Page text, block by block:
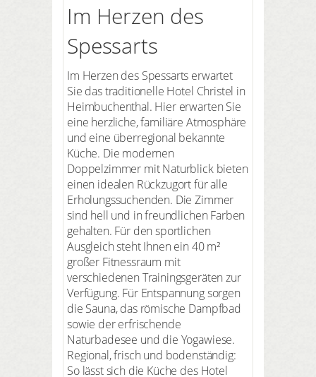
Im Herzen des
Spessarts
Im Herzen des Spessarts erwartet
Sie das traditionelle Hotel Christel in
Heimbuchenthal. Hier erwarten Sie
eine herzliche, familiäre Atmosphäre
und eine überregional bekannte
Küche. Die modernen
Doppelzimmer mit Naturblick bieten
einen idealen Rückzugort für alle
Erholungssuchenden. Die Zimmer
sind hell und in freundlichen Farben
gehalten. Für den sportlichen
Ausgleich steht Ihnen ein 40 m²
großer Fitnessraum mit
verschiedenen Trainingsgeräten zur
Verfügung. Für Entspannung sorgen
die Sauna, das römische Dampfbad
sowie der erfrischende
Naturbadesee und die Yogawiese.
Regional, frisch und bodenständig:
So lässt sich die Küche des Hotel